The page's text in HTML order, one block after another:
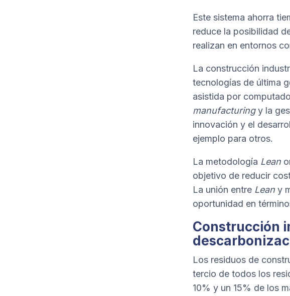
Este sistema ahorra
reduce la posibilidad
realizan en entornos
La construcción
tecnologías de última
asistida por
manufacturingy la
innovación y el
ejemplo para otros.
La metodología Lean
objetivo de reducir
La unión entre Lean y
oportunidad en
Construcción
Los residuos de
tercio de todos los
10% y un 15% de los